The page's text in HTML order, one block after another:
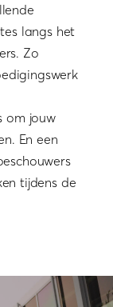
langs het
Zo
om jouw
En een
tijdens de